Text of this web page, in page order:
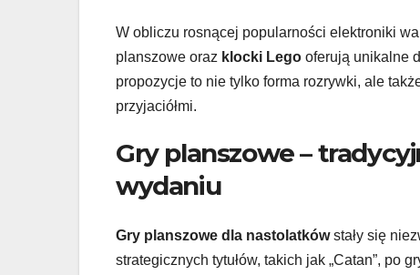
W obliczu rosnącej popularności elektroniki
planszowe oraz klocki Lego oferują unikalne
propozycje to nie tylko forma rozrywki, ale
przyjaciółmi.
Gry planszowe –
wydaniu
Gry planszowe dla nastolatkówstały się
strategicznych tytułów, takich jak „Catan”, po